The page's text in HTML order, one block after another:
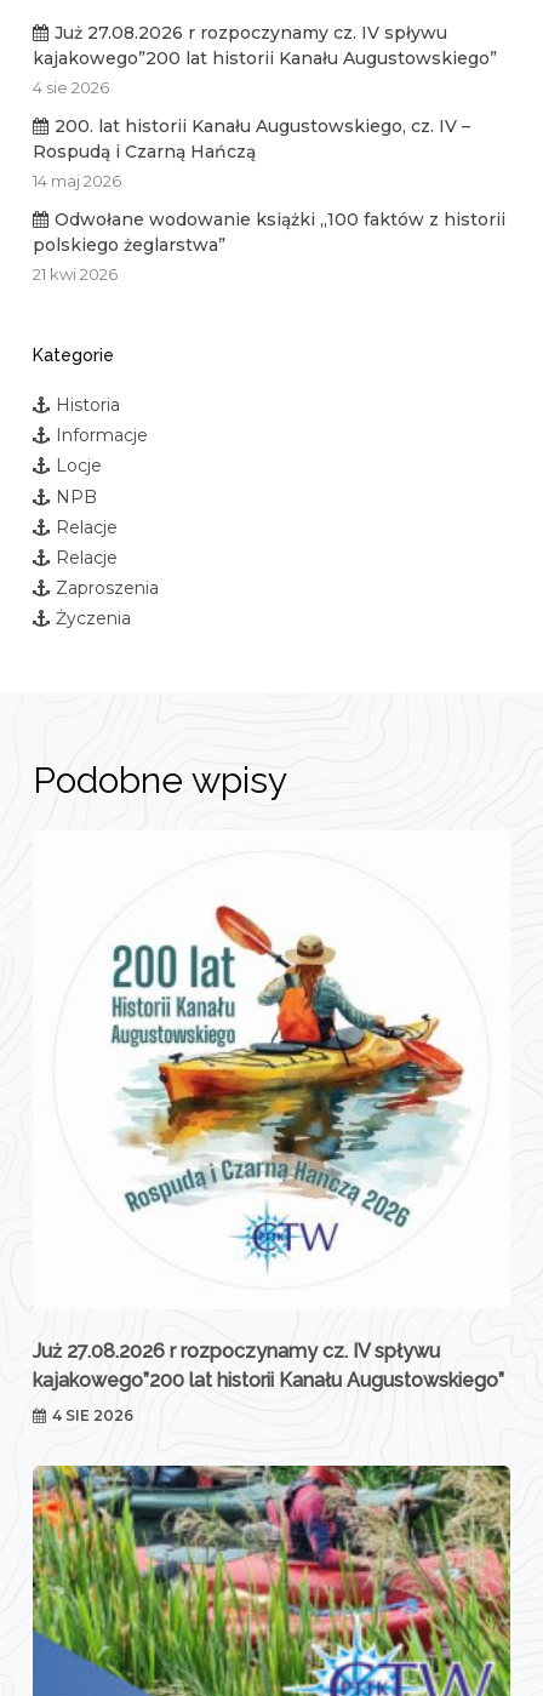
Już 27.08.2026 r rozpoczynamy cz. IV spływu
kajakowego”200 lat historii Kanału Augustowskiego”
4 sie 2026
200. lat historii Kanału Augustowskiego, cz. IV –
Rospudą i Czarną Hańczą
14 maj 2026
Odwołane wodowanie książki „100 faktów z historii
polskiego żeglarstwa”
21 kwi 2026
Kategorie
Historia
Informacje
Locje
NPB
Relacje
Relacje
Zaproszenia
Życzenia
Podobne wpisy
Już 27.08.2026 r rozpoczynamy cz. IV spływu
kajakowego”200 lat historii Kanału Augustowskiego”
4 SIE 2026